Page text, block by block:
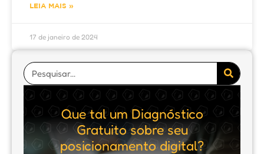
LEIA MAIS »
17 de janeiro de 2024
Que tal um Diagnóstico
Gratuito sobre seu
posicionamento digital?